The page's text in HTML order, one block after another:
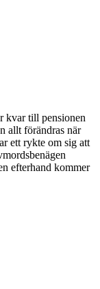
kvar till pensionen
allt förändras när
ett rykte om sig att
efterhand kommer